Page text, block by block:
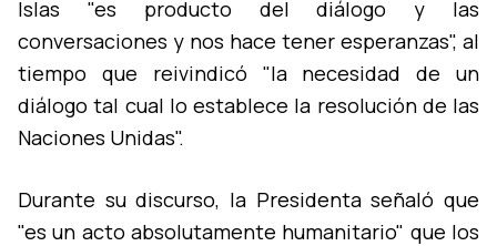
Islas "es producto del diálogo y las
conversaciones y nos hace tener esperanzas", al
tiempo que reivindicó "la necesidad de un
diálogo tal cual lo establece la resolución de las
Naciones Unidas".
Durante su discurso, la Presidenta señaló que
"es un acto absolutamente humanitario" que los